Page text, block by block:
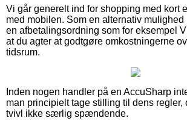
Vi går generelt ind for shopping med kort
med mobilen. Som en alternativ
en afbetalingsordning som for eksempel
at du agter at godtgøre omkostningerne
tidsrum.
Inden nogen handler på en AccuSharp
man principielt tage stilling til dens regler,
tvivl ikke særlig spændende.